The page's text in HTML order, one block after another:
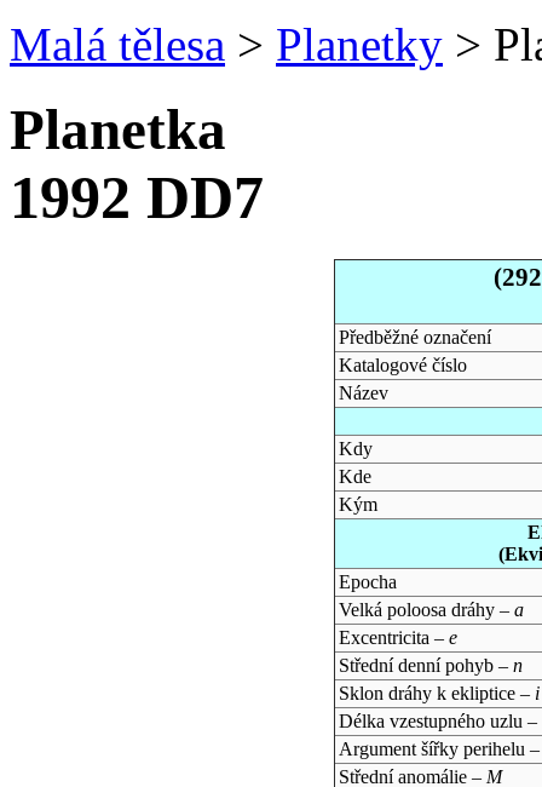
Malá tělesa > Planetky >
Planetka
1992 DD7
Předběžné označení
Katalogové číslo
Název
Kdy
Kde
Kým
Epocha
Velká poloosa dráhy – a
Excentricita – e
Střední denní pohyb – n
Sklon dráhy k ekliptice – i
Délka vzestupného uzlu –
Argument šířky perihelu
Střední anomálie – M